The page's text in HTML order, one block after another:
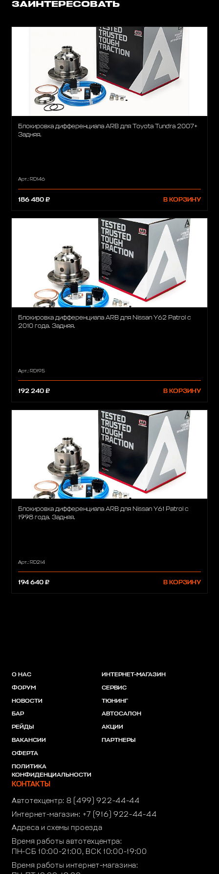
ЗАИНТЕРЕСОВАТЬ
Блокировка дифференциала ARB для Toyota Tundra 2007+
Задняя.
Арт.: RD146
186 480 ₽ В КОРЗИНУ
Блокировка дифференциала ARB для Nissan Y62 Patrol с
2010 года. Задняя.
Арт.: RD195
192 240 ₽ В КОРЗИНУ
Блокировка дифференциала ARB для Nissan Y61 Patrol с
1998 года. Задняя.
Арт.: RD214
194 640 ₽ В КОРЗИНУ
О НАС
ФОРУМ
НОВОСТИ
БАР
РЕЙДЫ
ВАКАНСИИ
ОФЕРТА
ПОЛИТИКА
КОНФИДЕНЦИАЛЬНОСТИ
ИНТЕРНЕТ-МАГАЗИН
СЕРВИС
ТЮНИНГ
АВТОСАЛОН
АКЦИИ
ПАРТНЕРЫ
КОНТАКТЫ
Автотехцентр: 8 (499) 922-44-44
Интернет-магазин: +7 (916) 922-44-44
Адреса и схемы проезда
Время работы автотехцентра:
ПН-СБ 10:00-21:00, ВСК 10:00-19:00
Время работы интернет-магазина: